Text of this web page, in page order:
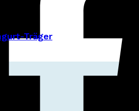
Träger